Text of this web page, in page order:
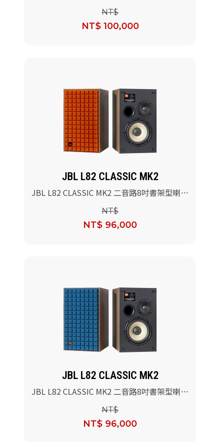
NT$
NT$ 100,000
JBL L82 CLASSIC MK2
JBL L82 CLASSIC MK2 二音路8吋書架型喇叭
NT$
NT$ 96,000
JBL L82 CLASSIC MK2
JBL L82 CLASSIC MK2 二音路8吋書架型喇叭
NT$
NT$ 96,000